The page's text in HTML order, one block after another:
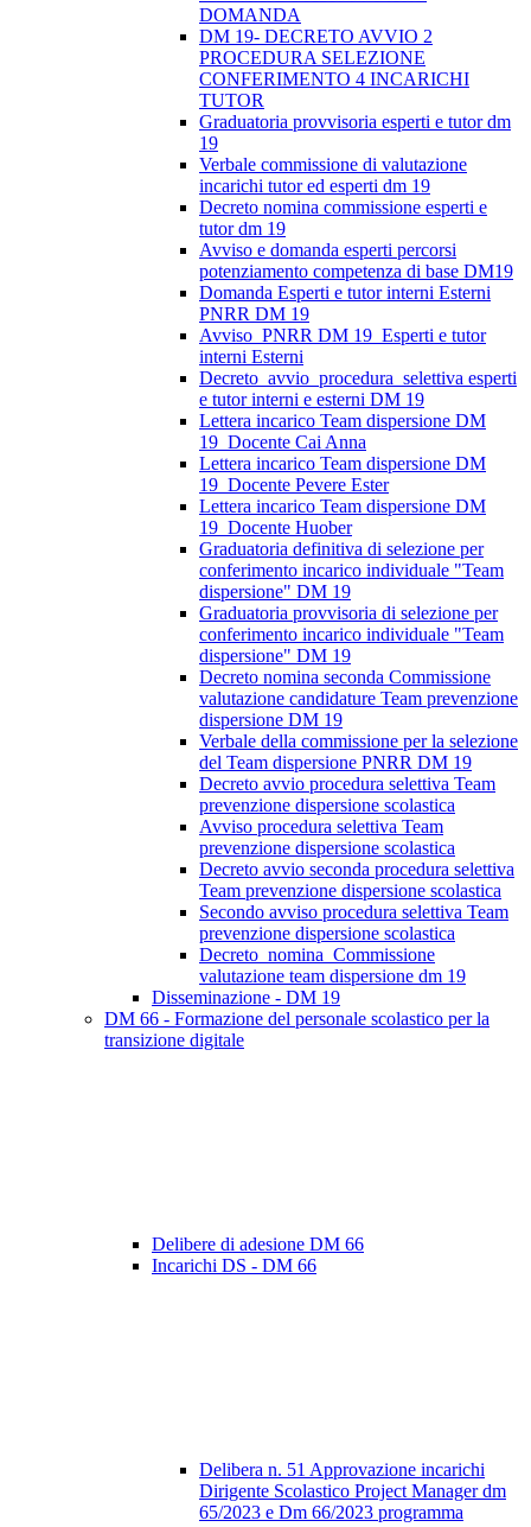
DOMANDA
DM 19- DECRETO AVVIO 2
PROCEDURA SELEZIONE
CONFERIMENTO 4 INCARICHI
TUTOR
Graduatoria provvisoria esperti e tutor dm
19
Verbale commissione di valutazione
incarichi tutor ed esperti dm 19
Decreto nomina commissione esperti e
tutor dm 19
Avviso e domanda esperti percorsi
potenziamento competenza di base DM19
Domanda Esperti e tutor interni Esterni
PNRR DM 19
Avviso_PNRR DM 19_Esperti e tutor
interni Esterni
Decreto_avvio_procedura_selettiva esperti
e tutor interni e esterni DM 19
Lettera incarico Team dispersione DM
19_Docente Cai Anna
Lettera incarico Team dispersione DM
19_Docente Pevere Ester
Lettera incarico Team dispersione DM
19_Docente Huober
Graduatoria definitiva di selezione per
conferimento incarico individuale "Team
dispersione" DM 19
Graduatoria provvisoria di selezione per
conferimento incarico individuale "Team
dispersione" DM 19
Decreto nomina seconda Commissione
valutazione candidature Team prevenzione
dispersione DM 19
Verbale della commissione per la selezione
del Team dispersione PNRR DM 19
Decreto avvio procedura selettiva Team
prevenzione dispersione scolastica
Avviso procedura selettiva Team
prevenzione dispersione scolastica
Decreto avvio seconda procedura selettiva
Team prevenzione dispersione scolastica
Secondo avviso procedura selettiva Team
prevenzione dispersione scolastica
Decreto_nomina_Commissione
valutazione team dispersione dm 19
Disseminazione - DM 19
DM 66 - Formazione del personale scolastico per la
transizione digitale
Delibere di adesione DM 66
Incarichi DS - DM 66
Delibera n. 51 Approvazione incarichi
Dirigente Scolastico Project Manager dm
65/2023 e Dm 66/2023 programma